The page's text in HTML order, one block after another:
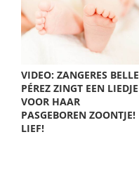
VIDEO: ZANGERES BELLE
PÉREZ ZINGT EEN LIEDJE
VOOR HAAR
PASGEBOREN ZOONTJE!
LIEF!